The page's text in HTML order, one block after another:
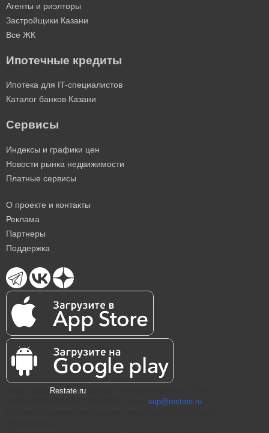
Агенты и риэлторы
Застройщики Казани
Все ЖК
Ипотечные кредиты
Ипотека для IT-специалистов
Каталог банков Казани
Сервисы
Индексы и графики цен
Новости рынка недвижимости
Платные сервисы
О проекте и контакты
Реклама
Партнеры
Поддержка
Restate.ru
sup@restate.ru